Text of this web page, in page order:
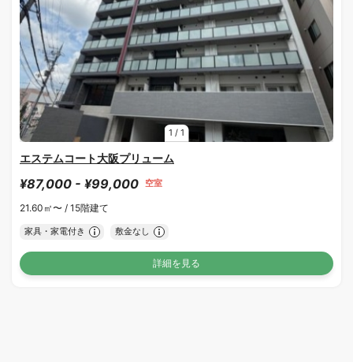
1 / 1
エステムコート大阪プリューム
¥87,000 - ¥99,000 空室
21.60㎡〜 / 15階建て
家具・家電付き 敷金なし
詳細を見る